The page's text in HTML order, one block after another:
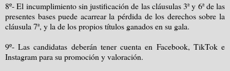
8º- El incumplimiento sin justificación de las cláusulas 3ª y 6ª de las
presentes bases puede acarrear la pérdida de los derechos sobre la
cláusula 7ª, y la de los propios títulos ganados en su gala.
9º- Las candidatas deberán tener cuenta en Facebook, TikTok e
Instagram para su promoción y valoración.